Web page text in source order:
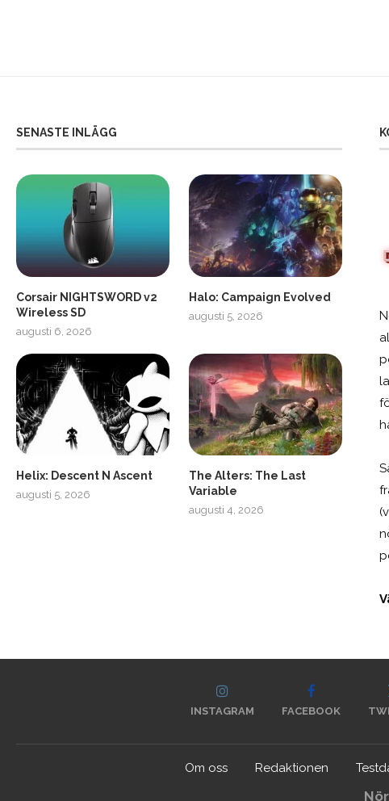
SENASTE INLÄGG
Corsair NIGHTSWORD v2
Wireless SD
augusti 6, 2026
Halo: Campaign Evolved
augusti 5, 2026
Helix: Descent N Ascent
augusti 5, 2026
The Alters: The Last
Variable
augusti 4, 2026
INSTAGRAM FACEBOOK
Om oss Redaktionen